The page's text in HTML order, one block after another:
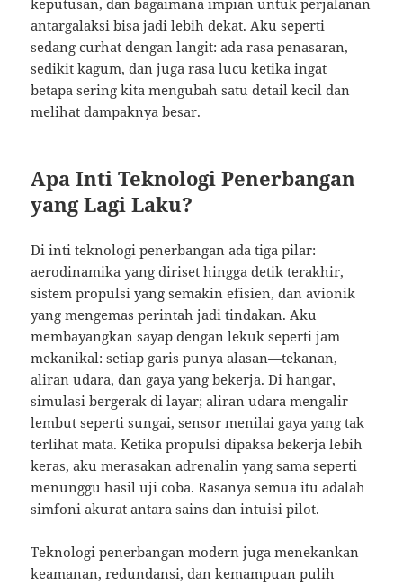
keputusan, dan bagaimana impian untuk perjalanan
antargalaksi bisa jadi lebih dekat. Aku seperti
sedang curhat dengan langit: ada rasa penasaran,
sedikit kagum, dan juga rasa lucu ketika ingat
betapa sering kita mengubah satu detail kecil dan
melihat dampaknya besar.
Apa Inti Teknologi Penerbangan
yang Lagi Laku?
Di inti teknologi penerbangan ada tiga pilar:
aerodinamika yang diriset hingga detik terakhir,
sistem propulsi yang semakin efisien, dan avionik
yang mengemas perintah jadi tindakan. Aku
membayangkan sayap dengan lekuk seperti jam
mekanikal: setiap garis punya alasan—tekanan,
aliran udara, dan gaya yang bekerja. Di hangar,
simulasi bergerak di layar; aliran udara mengalir
lembut seperti sungai, sensor menilai gaya yang tak
terlihat mata. Ketika propulsi dipaksa bekerja lebih
keras, aku merasakan adrenalin yang sama seperti
menunggu hasil uji coba. Rasanya semua itu adalah
simfoni akurat antara sains dan intuisi pilot.
Teknologi penerbangan modern juga menekankan
keamanan, redundansi, dan kemampuan pulih